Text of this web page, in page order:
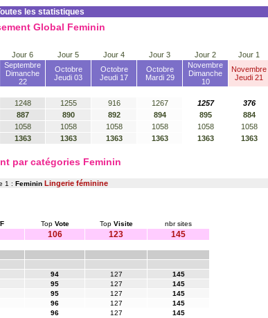
les statistiques
Global Feminin
Jour 6 Jour 5 Jour 4 Jour 3 Jour 2 Jour 1
Septembre
Dimanche
22
Octobre
Jeudi 03
Octobre
Jeudi 17
Octobre
Mardi 29
Novembre
Dimanche
10
Novembre
Jeudi 21
1248 1255 916 1267 1257
376
887 890 892 894 895
884
1058 1058 1058 1058 1058
1058
1363 1363 1363 1363 1363 1363
par catégories Feminin
1 : Feminin Lingerie féminine
Top Vote Top Visite
nbr sites
106 123 145
94 127
145
95 127
145
95 127
145
96 127
145
96 127 145